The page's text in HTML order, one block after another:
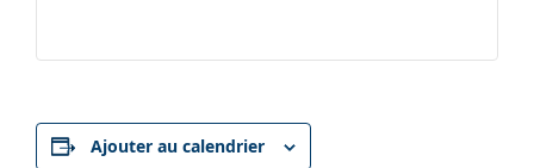
Ajouter au calendrier